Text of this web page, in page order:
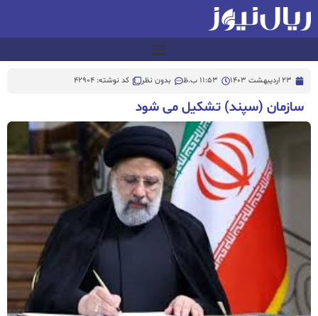
23 اردیبهشت 1403 11:53 ب.ظ بدون نظر کد نوشته: 42904
سازمان (سپند) تشکیل می شود